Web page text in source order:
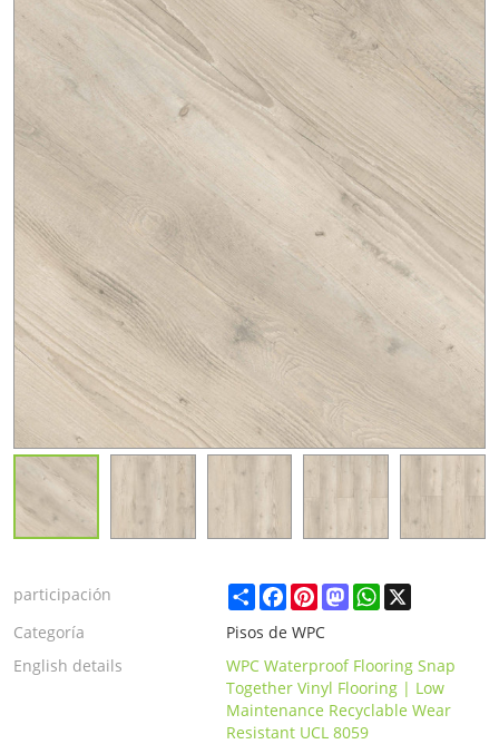
participación ShareFacebook
PinterestMastodonWhatsApp
X
Categoría
Pisos de WPC
English details
WPC Waterproof Flooring Snap
Together Vinyl Flooring | Low
Maintenance Recyclable Wear
Resistant UCL 8059